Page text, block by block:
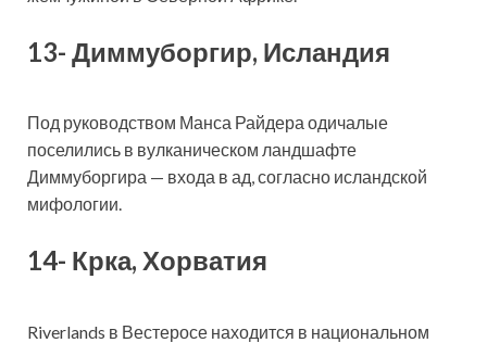
13- Диммуборгир, Исландия
Под руководством Манса Райдера одичалые
поселились в вулканическом ландшафте
Диммуборгира — входа в ад, согласно исландской
мифологии.
14- Крка, Хорватия
Riverlands в Вестеросе находится в национальном